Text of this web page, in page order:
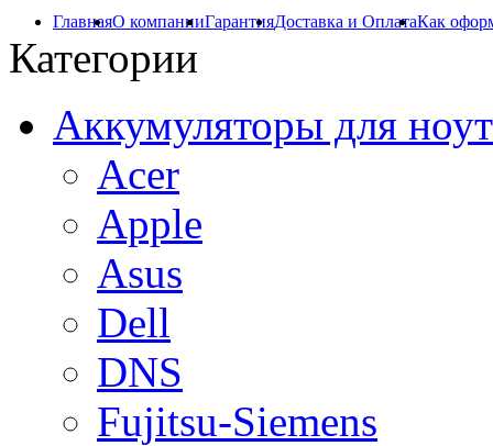
ГлавнаяО компанииГарантияДоставка и ОплатаКак
Категории
Аккумуляторы для
Acer
Apple
Asus
Dell
DNS
Fujitsu-Siemens